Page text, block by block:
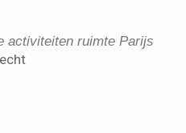
activiteiten ruimte Parijs